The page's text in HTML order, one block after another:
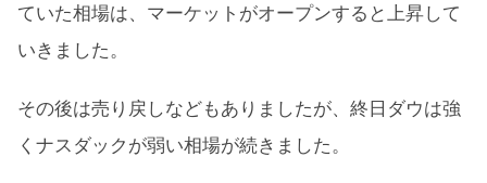
ていた相場は、マーケットがオープンすると上昇して
いきました。
その後は売り戻しなどもありましたが、終日ダウは強
くナスダックが弱い相場が続きました。